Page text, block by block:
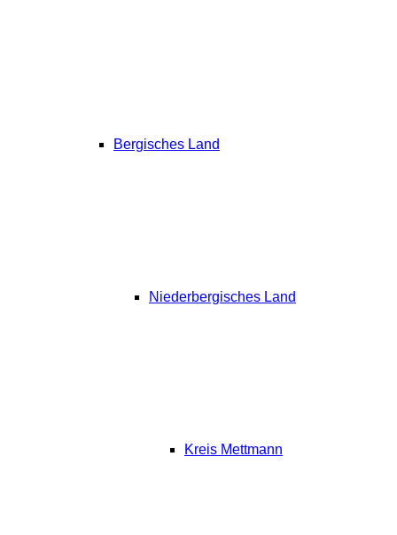
Bergisches Land
Niederbergisches Land
Kreis Mettmann